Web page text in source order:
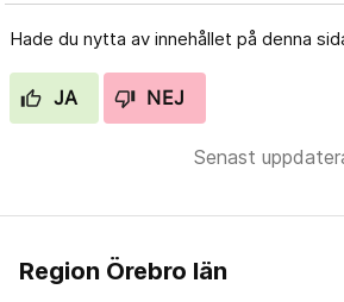
Hade du nytta av innehållet på denna
JA NEJ
Senast
Region Örebro län